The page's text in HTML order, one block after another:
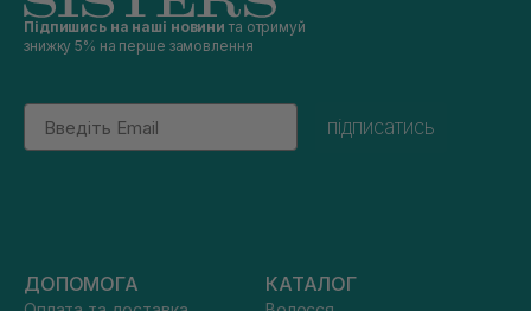
Підпишись на наші новини та отримуй
знижку 5% на перше замовлення
Email
підписатись
ДОПОМОГА КАТАЛОГ